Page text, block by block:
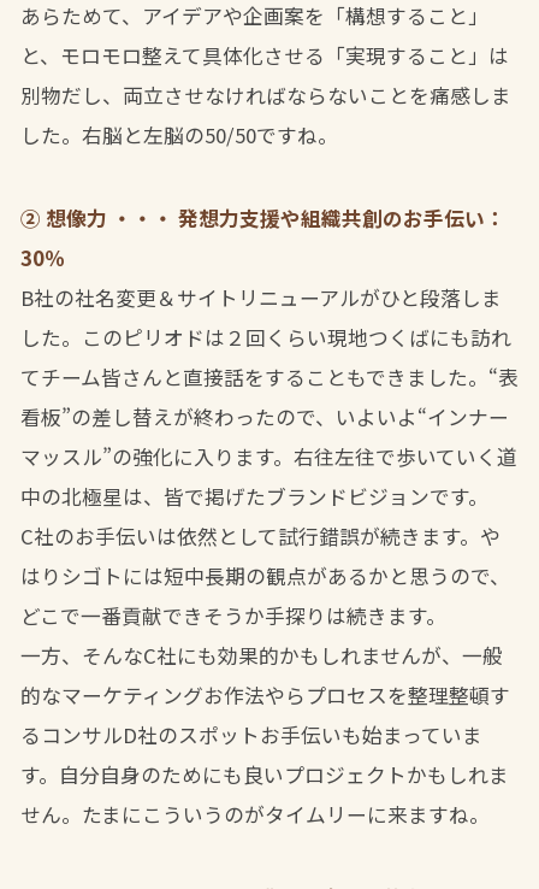
あらためて、アイデアや企画案を「構想すること」
と、モロモロ整えて具体化させる「実現すること」は
別物だし、両立させなければならないことを痛感しま
した。右脳と左脳の50/50ですね。
② 想像力 ・・・ 発想力支援や組織共創のお手伝い：
30％
B社の社名変更＆サイトリニューアルがひと段落しま
した。このピリオドは２回くらい現地つくばにも訪れ
てチーム皆さんと直接話をすることもできました。“表
看板”の差し替えが終わったので、いよいよ“インナー
マッスル”の強化に入ります。右往左往で歩いていく道
中の北極星は、皆で掲げたブランドビジョンです。
C社のお手伝いは依然として試行錯誤が続きます。や
はりシゴトには短中長期の観点があるかと思うので、
どこで一番貢献できそうか手探りは続きます。
一方、そんなC社にも効果的かもしれませんが、一般
的なマーケティングお作法やらプロセスを整理整頓す
るコンサルD社のスポットお手伝いも始まっていま
す。自分自身のためにも良いプロジェクトかもしれま
せん。たまにこういうのがタイムリーに来ますね。